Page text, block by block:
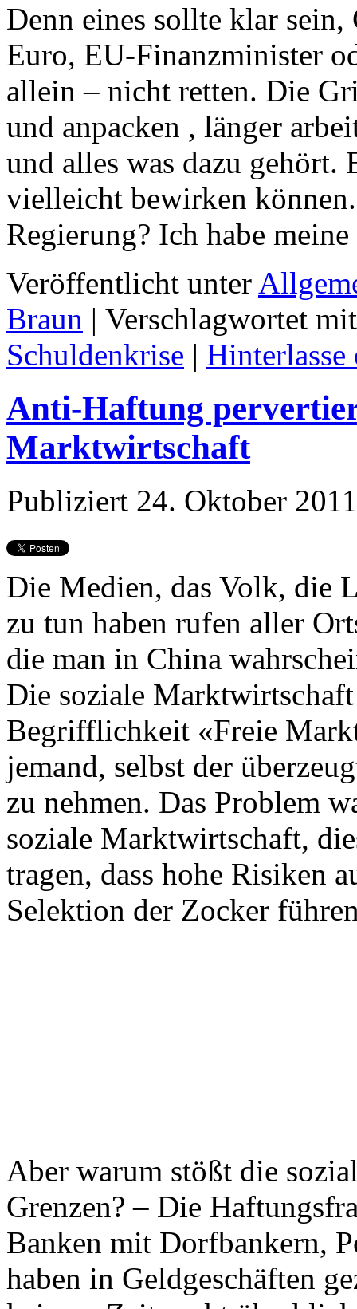
Denn eines sollte klar
Euro, EU-Finanzminister
allein – nicht retten. Die
und anpacken , länger
und alles was dazu gehört.
vielleicht bewirken
Regierung? Ich habe
Veröffentlicht unter
Braun | Verschlagwortet mit
Schuldenkrise |
Anti-Haftung
Marktwirtschaft
Publiziert 24. Oktober 2011
Die Medien, das Volk, die
zu tun haben rufen aller
die man in China
Die soziale
Begrifflichkeit «Freie
jemand, selbst der
zu nehmen. Das Problem
soziale Marktwirtschaft,
tragen, dass hohe Risiken
Selektion der Zocker
Aber warum stößt die
Grenzen? – Die
Banken mit Dorfbankern,
haben in Geldgeschäften